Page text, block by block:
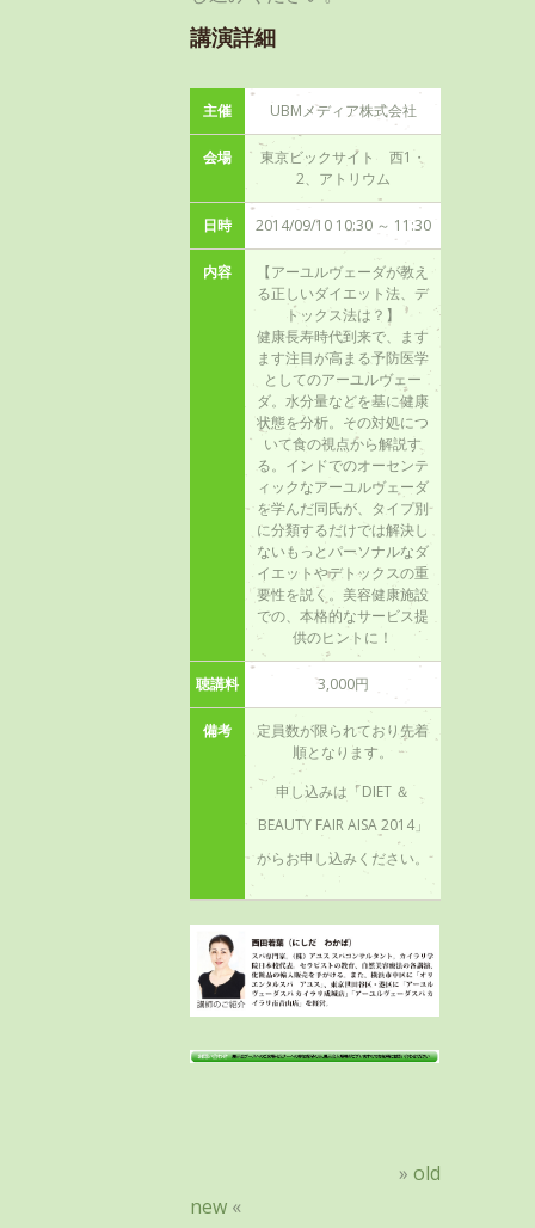
講演詳細
主催 UBMメディア株式会社
会場
東京ビックサイト 西1・
2、アトリウム
日時 2014/09/10 10:30 ～ 11:30
内容
【アーユルヴェーダが教え
る正しいダイエット法、デ
トックス法は？】
健康長寿時代到来で、ます
ます注目が高まる予防医学
としてのアーユルヴェー
ダ。水分量などを基に健康
状態を分析。その対処につ
いて食の視点から解説す
る。インドでのオーセンテ
ィックなアーユルヴェーダ
を学んだ同氏が、タイプ別
に分類するだけでは解決し
ないもっとパーソナルなダ
イエットやデトックスの重
要性を説く。美容健康施設
での、本格的なサービス提
供のヒントに！
聴講料 3,000円
備考
定員数が限られており先着
順となります。
申し込みは「DIET ＆
BEAUTY FAIR AISA 2014」
からお申し込みください。
» old
new «